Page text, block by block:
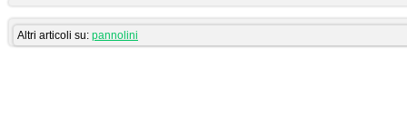
Altri articoli su: pannolini